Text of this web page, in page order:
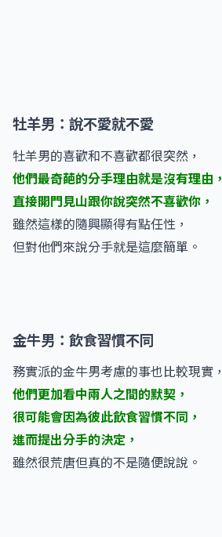
牡羊男：說不愛就不愛
牡羊男的喜歡和不喜歡都很突然，
他們最奇葩的分手理由就是沒有理由，
直接開門見山跟你說突然不喜歡你，
雖然這樣的隨興顯得有點任性，
但對他們來說分手就是這麼簡單。
金牛男：飲食習慣不同
務實派的金牛男考慮的事也比較現實，
他們更加看中兩人之間的默契，
很可能會因為彼此飲食習慣不同，
進而提出分手的決定，
雖然很荒唐但真的不是隨便說說。